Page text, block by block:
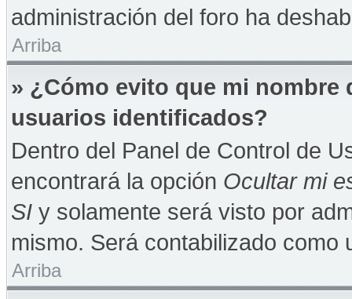
administración del foro ha
Arriba
» ¿Cómo evito que mi nombre
usuarios identificados?
Dentro del Panel de Control de
encontrará la opción Ocultar mi
SI y solamente será visto por
mismo. Será contabilizado como
Arriba